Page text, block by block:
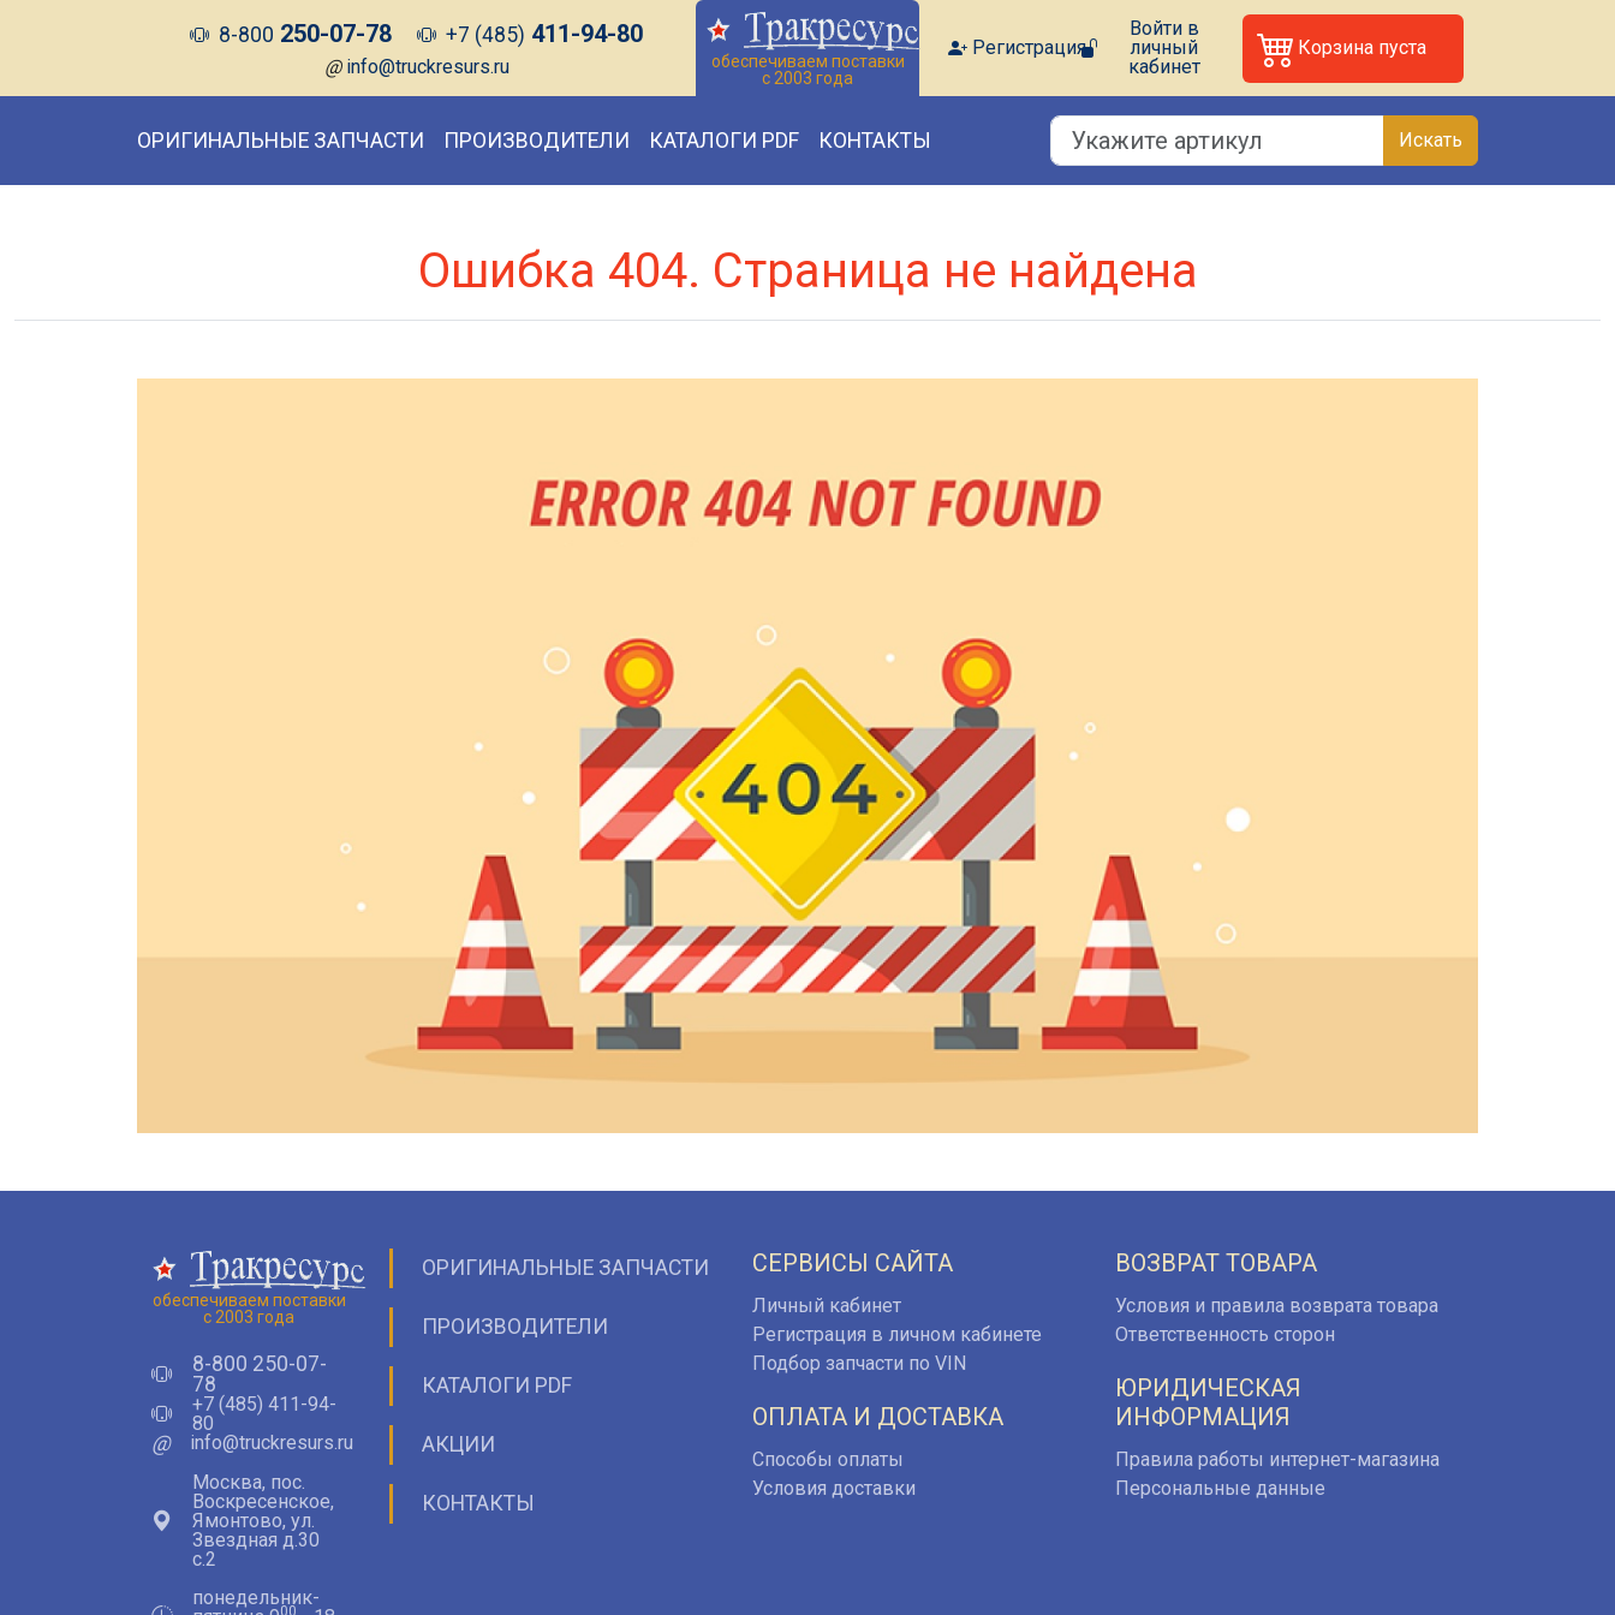
8-800 250-07-78 +7 (485) 411-94-80
@ info@truckresurs.ru
обеспечиваем поставки
с 2003 года
Регистрация
Войти в
личный
кабинет
Корзина пуста
ОРИГИНАЛЬНЫЕ ЗАПЧАСТИ ПРОИЗВОДИТЕЛИ КАТАЛОГИ PDF КОНТАКТЫ Искать
Ошибка 404. Страница не найдена
обеспечиваем поставки
с 2003 года
8-800 250-07-
78
+7 (485) 411-94-
80
@
info@truckresurs.ru
Москва, пос.
Воскресенское,
Ямонтово, ул.
Звездная д.30
с.2
понедельник-
00
ОРИГИНАЛЬНЫЕ ЗАПЧАСТИ
ПРОИЗВОДИТЕЛИ
КАТАЛОГИ PDF
АКЦИИ
КОНТАКТЫ
СЕРВИСЫ САЙТА
Личный кабинет
Регистрация в личном кабинете
Подбор запчасти по VIN
ОПЛАТА И ДОСТАВКА
Способы оплаты
Условия доставки
ВОЗВРАТ ТОВАРА
Условия и правила возврата товара
Ответственность сторон
ЮРИДИЧЕСКАЯ
ИНФОРМАЦИЯ
Правила работы интернет-магазина
Персональные данные